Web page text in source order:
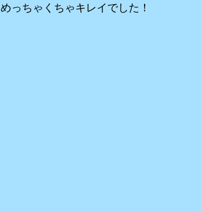
めっちゃくちゃキレイでした！